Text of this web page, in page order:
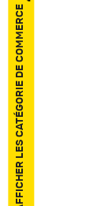
AFFICHER LES CATÉGORIE DE COMMERCE